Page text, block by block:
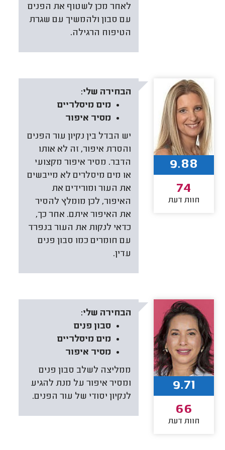
לאחר מכן לשטוף את הפנים
עם סבון ולהמשיך עם שגרת
הטיפוח הרגילה.
הבחירה שלי:
מים מיסלריים
מסיר איפור
יש הבדל בין נקיון עור הפנים
והסרת איפור, זה לא אותו
הדבר. מסיר איפור מקצועי
או מים מיסלרים לא מייבשים
את העור ומורידים את
האיפור, לכן מומלץ להסיר
את האיפור איתם. אחר כך,
כדאי לנקות את העור בנפרד
עם חומרים כמו סבון פנים
עדין.
9.88
74
חוות דעת
הבחירה שלי:
סבון פנים
מים מיסלריים
מסיר איפור
ממליצה לשלב סבון פנים
ומסיר איפור על מנת להגיע
לנקיון יסודי של עור הפנים.
9.71
66
חוות דעת